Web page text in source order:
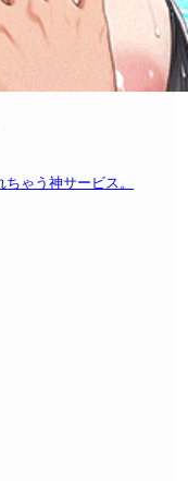
ゃう神サービス。